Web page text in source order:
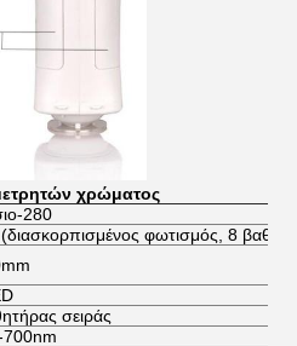
χρώματος
280
φωτισμός, 8
σειράς